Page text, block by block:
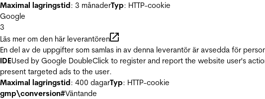
Maximal lagringstid: 3 månaderTyp: HTTP-cookie
Google
3
Läs mer om den här leverantören
En del av de uppgifter som samlas in av denna leverantör är avsedda för
IDEUsed by Google DoubleClick to register and report the website user's
present targeted ads to the user.
Maximal lagringstid: 400 dagarTyp: HTTP-cookie
gmp\conversion#Väntande